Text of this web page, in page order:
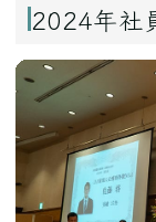
2024年社